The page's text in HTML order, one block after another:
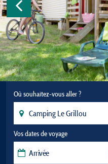
Où souhaitez-vous aller ?
Vos dates de voyage